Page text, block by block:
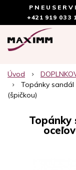
+421 919 033
Úvod
Topánky sandál
(špičkou)
Topánky